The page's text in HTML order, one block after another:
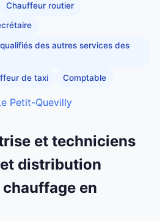
Chauffeur routier
des autres services des
de taxi Comptable
Petit-Quevilly
et techniciens
distribution
en